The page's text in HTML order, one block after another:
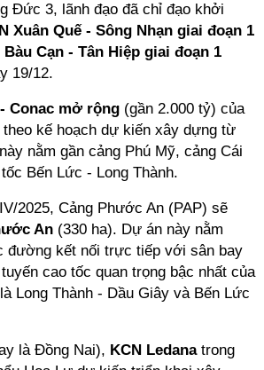
Đức 3, lãnh đạo đã chỉ đạo khởi
Xuân Quế - Sông Nhạn giai đoạn 1
Bàu Cạn - Tân Hiệp giai đoạn 1
19/12.
Conac mở rộng (gần 2.000 tỷ) của
kế hoạch dự kiến xây dựng từ
nằm gần cảng Phú Mỹ, cảng Cái
Bến Lức - Long Thành.
2025, Cảng Phước An (PAP) sẽ
An (330 ha). Dự án này nằm
đường kết nối trực tiếp với sân bay
cao tốc quan trọng bậc nhất của
Long Thành - Dầu Giây và Bến Lức
là Đồng Nai), KCN Ledana trong